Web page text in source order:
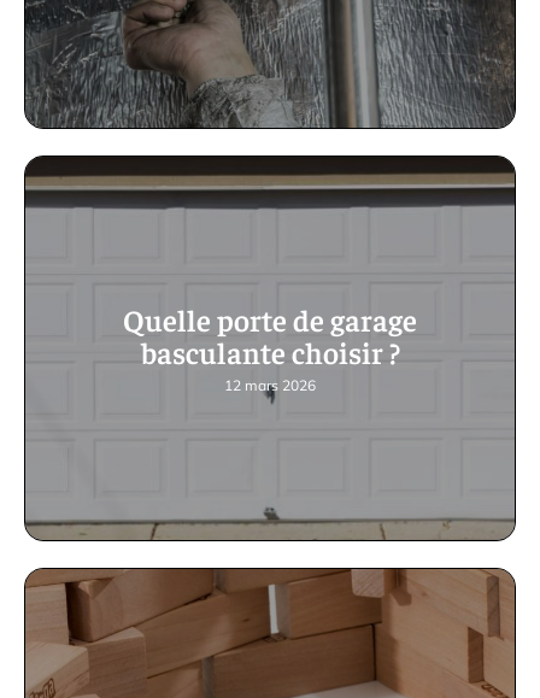
Quelle porte de garage
basculante choisir ?
12 mars 2026